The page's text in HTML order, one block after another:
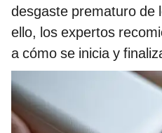
desgaste prematuro de
ello, los expertos
a cómo se inicia y